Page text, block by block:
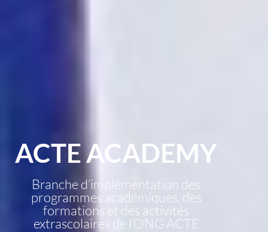
ACTE ACADEMY
Branche d’implémentation des
programmes académiques, des
formations et des activités
extrascolaires de l’ONG ACTE